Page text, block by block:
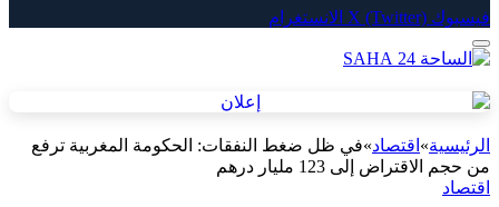
فيسبوك X (Twitter) الانستغرام
الرئيسية» اقتصاد»في ظل ضغط النفقات: الحكومة المغربية ترفع
من حجم الاقتراض إلى 123 مليار درهم
اقتصاد